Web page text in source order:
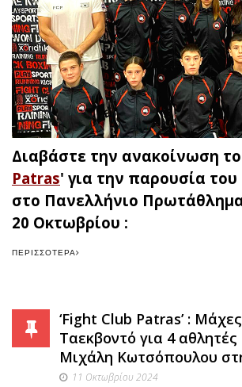
Διαβάστε την ανακοίνωση
Patras' για την παρουσία
στο Πανελλήνιο
20 Οκτωβρίου :
ΠΕΡΙΣΣΌΤΕΡΑ
‘Fight Club Patras’ : Μάχες
Ταεκβοντό για 4 αθλητές
Μιχάλη Κωτσόπουλου
11 Οκτωβρίου 2024